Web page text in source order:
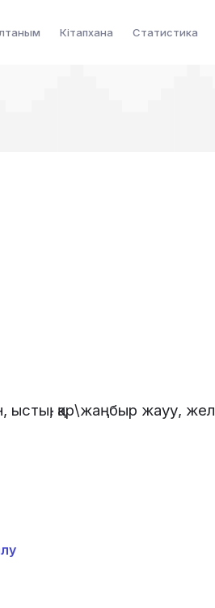
Кітапхана Статистика
, ыстық, қар\жаңбыр жауу, жел